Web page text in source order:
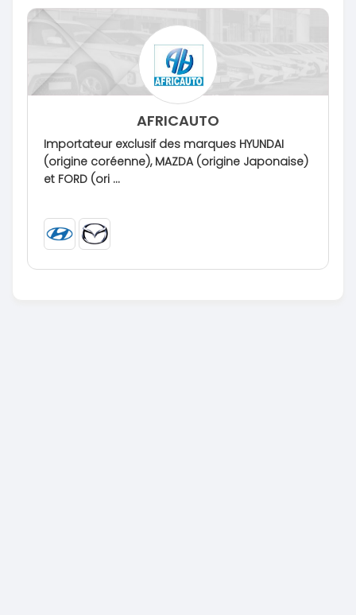
AFRICAUTO
Importateur exclusif des marques HYUNDAI
(origine coréenne), MAZDA (origine Japonaise)
et FORD (ori ...